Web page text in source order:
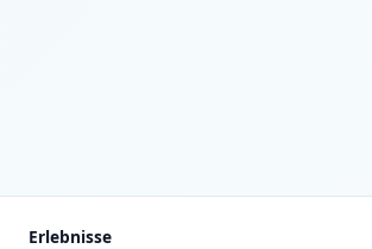
Erlebnisse